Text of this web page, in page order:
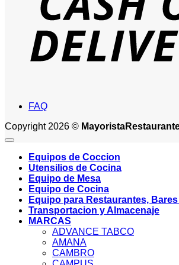
FAQ
Copyright 2026 ©
Equipos de Coccion
Utensilios de Cocina
Equipo de Mesa
Equipo de Cocina
Equipo para Restaurantes,
Transportacion y Almacenaje
MARCAS
ADVANCE TABCO
AMANA
CAMBRO